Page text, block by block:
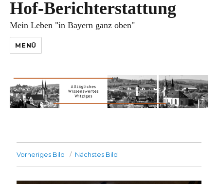
Hof-Berichterstattung
Mein Leben "in Bayern ganz oben"
MENÜ
Vorheriges Bild Nächstes Bild